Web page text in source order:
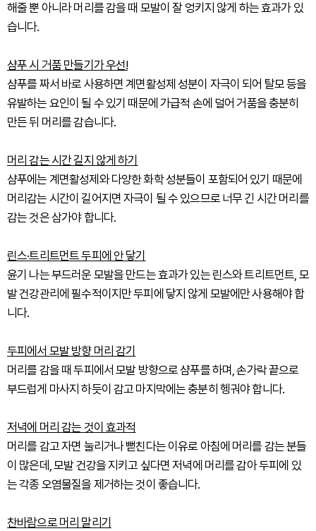
해줄 뿐 아니라 머리를 감을 때 모발이 잘 엉키지 않게 하는 효과가 있
습니다.
샴푸 시 거품 만들기가 우선!
샴푸를 짜서 바로 사용하면 계면활성제 성분이 자극이 되어 탈모 등을
유발하는 요인이 될 수 있기 때문에 가급적 손에 덜어 거품을 충분히
만든 뒤 머리를 감습니다.
머리 감는 시간 길지 않게 하기
샴푸에는 계면활성제와 다양한 화학 성분들이 포함되어 있기 때문에
머리감는 시간이 길어지면 자극이 될 수 있으므로 너무 긴 시간 머리를
감는 것은 삼가야 합니다.
린스·트리트먼트 두피에 안 닿기
윤기 나는 부드러운 모발을 만드는 효과가 있는 린스와 트리트먼트, 모
발 건강관리에 필수적이지만 두피에 닿지 않게 모발에만 사용해야 합
니다.
두피에서 모발 방향 머리 감기
머리를 감을 때 두피에서 모발 방향으로 샴푸를 하며, 손가락 끝으로
부드럽게 마사지 하듯이 감고 마지막에는 충분히 헹궈야 합니다.
저녁에 머리 감는 것이 효과적
머리를 감고 자면 눌리거나 뻗친다는 이유로 아침에 머리를 감는 분들
이 많은데, 모발 건강을 지키고 싶다면 저녁에 머리를 감아 두피에 있
는 각종 오염물질을 제거하는 것이 좋습니다.
찬바람으로 머리 말리기